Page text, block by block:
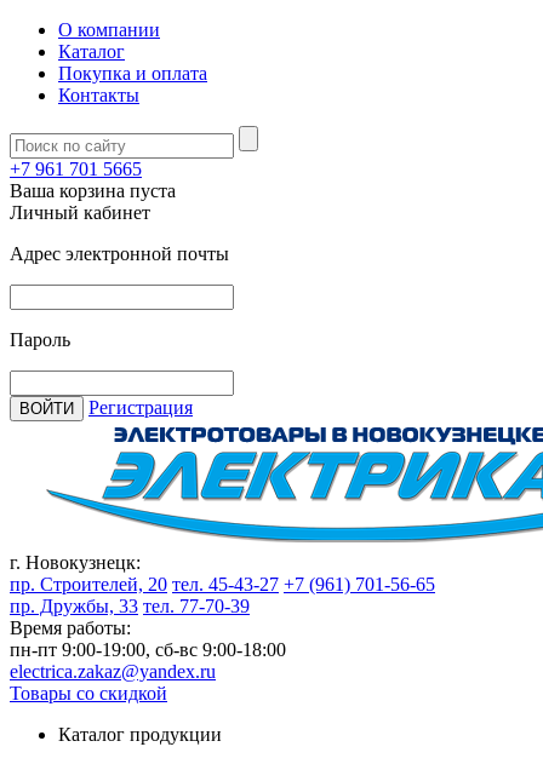
О компании
Каталог
Покупка и оплата
Контакты
+7 961 701 5665
Ваша корзина пуста
Личный кабинет
Адрес электронной почты
Пароль
ВОЙТИ Регистрация
г. Новокузнецк:
пр. Строителей, 20 тел. 45-43-27 +7 (961) 701-56-65
пр. Дружбы, 33 тел. 77-70-39
Время работы:
пн-пт 9:00-19:00, сб-вс 9:00-18:00
electrica.zakaz@yandex.ru
Товары со скидкой
Каталог продукции